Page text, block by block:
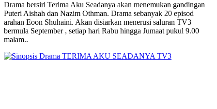
Drama bersiri Terima Aku Seadanya akan menemukan gandingan
Puteri Aishah dan Nazim Othman. Drama sebanyak 20 episod
arahan Eoon Shuhaini. Akan disiarkan menerusi saluran TV3
bermula September , setiap hari Rabu hingga Jumaat pukul 9.00
malam..